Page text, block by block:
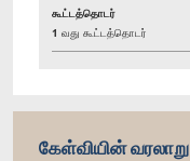
கூட்டத்தொடர்
1 வது கூட்டத்தொடர்
கேள்வியின் வரலாறு